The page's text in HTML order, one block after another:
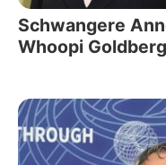
Schwangere
Whoopi